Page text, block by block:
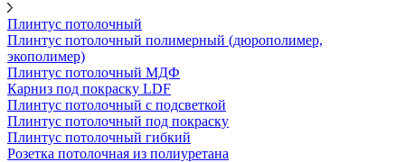
Плинтус потолочный
Плинтус потолочный полимерный (дюрополимер,
экополимер)
Плинтус потолочный МДФ
Карниз под покраску LDF
Плинтус потолочный с подсветкой
Плинтус потолочный под покраску
Плинтус потолочный гибкий
Розетка потолочная из полиуретана